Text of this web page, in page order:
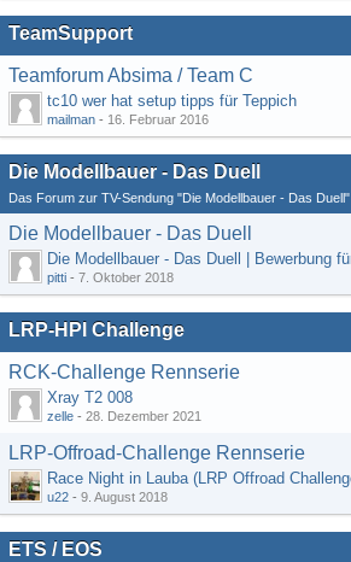
TeamSupport
Teamforum Absima / Team C
tc10 wer hat setup tipps für Teppich
mailman - 16. Februar 2016
Die Modellbauer - Das Duell
Das Forum zur TV-Sendung "Die Modellbauer - Das Duell"
Die Modellbauer - Das Duell
pitti - 7. Oktober 2018
LRP-HPI Challenge
RCK-Challenge Rennserie
Xray T2 008
zelle - 28. Dezember 2021
LRP-Offroad-Challenge Rennserie
u22 - 9. August 2018
ETS / EOS